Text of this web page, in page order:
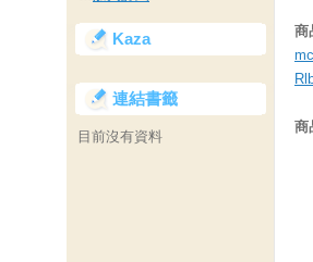
商
商
Kaza
連結書籤
目前沒有資料